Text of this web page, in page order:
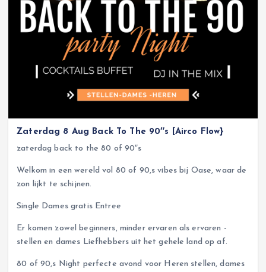
Zaterdag 8 Aug Back To The 90″s [Airco Flow}
zaterdag back to the 80 of 90″s
Welkom in een wereld vol 80 of 90,s vibes bij Oase, waar de
zon lijkt te schijnen.
Single Dames gratis Entree
Er komen zowel beginners, minder ervaren als ervaren -
stellen en dames Liefhebbers uit het gehele land op af.
80 of 90,s Night perfecte avond voor Heren stellen, dames